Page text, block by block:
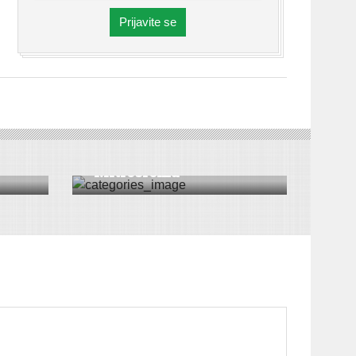
Prijavite se
VESTI|SREMSKA MITROVICA
“Mitrosrema”